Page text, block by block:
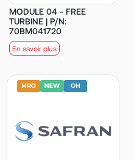
MODULE 04 - FREE
TURBINE | P/N:
70BM041720
En savoir plus